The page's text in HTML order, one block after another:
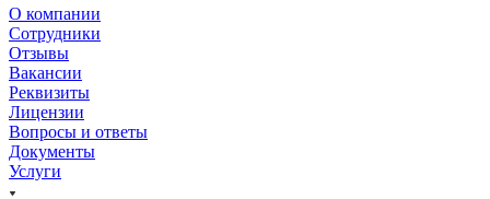
О компании
Сотрудники
Отзывы
Вакансии
Реквизиты
Лицензии
Вопросы и ответы
Документы
Услуги